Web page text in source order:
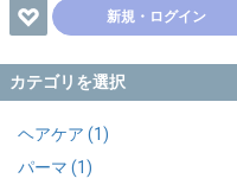
カテゴリを選択
ヘアケア (1)
トリートメント・マスク
パーマ (1)
新規・ログイン